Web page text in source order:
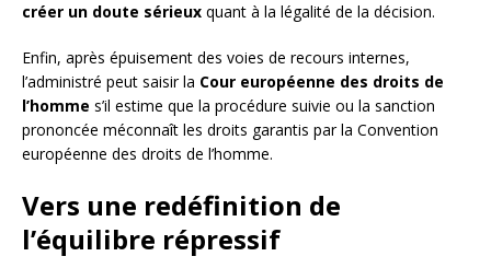
créer un doute sérieux quant à la légalité de la décision.
Enfin, après épuisement des voies de recours internes,
l’administré peut saisir la Cour européenne des droits de
l’homme s’il estime que la procédure suivie ou la sanction
prononcée méconnaît les droits garantis par la Convention
européenne des droits de l’homme.
Vers une redéfinition de
l’équilibre répressif